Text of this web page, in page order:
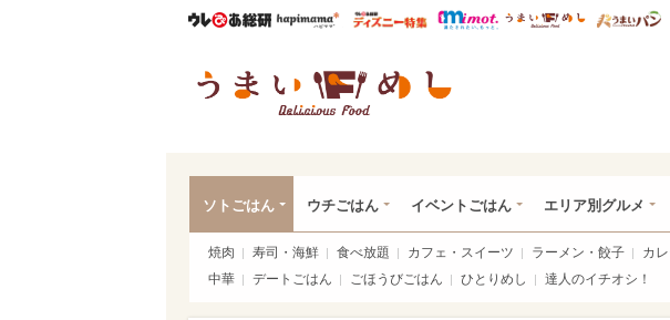
ウレぴあ総研ハピママ* ウレぴあ総研 ディズニー特集
mimot. うまいめし
ソトごはん ウチごはん イベントごはん エリア別グルメ
焼肉 寿司・海鮮 食べ放題 カフェ・スイーツ ラーメン・餃子 カ
中華
デートごはん ごほうびごはん ひとりめし 達人のイチオシ！